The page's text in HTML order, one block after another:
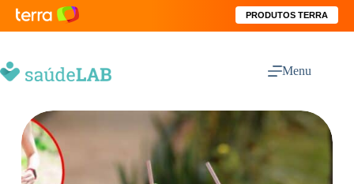
PRODUTOS TERRA
Menu